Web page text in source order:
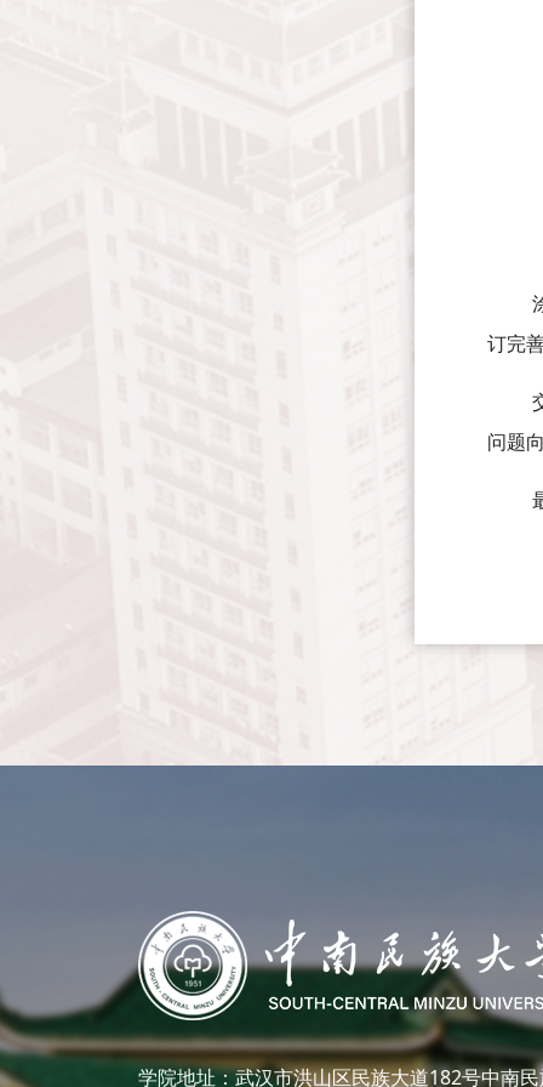
订完
问题
学院地址：武汉市洪山区民族大道182号中南